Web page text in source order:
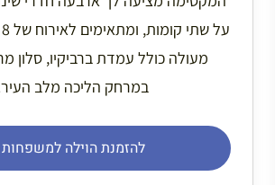
מעולה כולל עמדת ברביקיו, סלון
במרחק הליכה מלב
להזמנת הוילה למשפחות